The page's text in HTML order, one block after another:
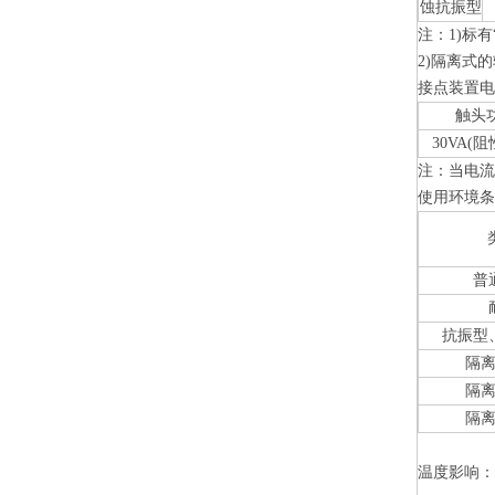
蚀抗振型
注：1)标
2)隔离式
接点装置
触头
30VA(阻
注：当电
使用环境
普
抗振型
隔
隔
隔
温度影响